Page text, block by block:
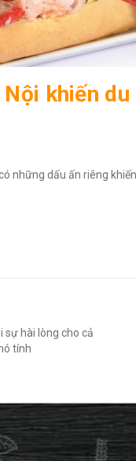
khiến
những dấu ấn riêng
sự hài lòng cho cả
tính